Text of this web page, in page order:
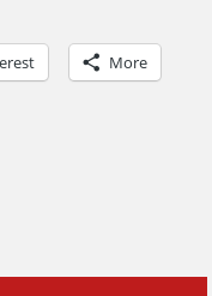
More